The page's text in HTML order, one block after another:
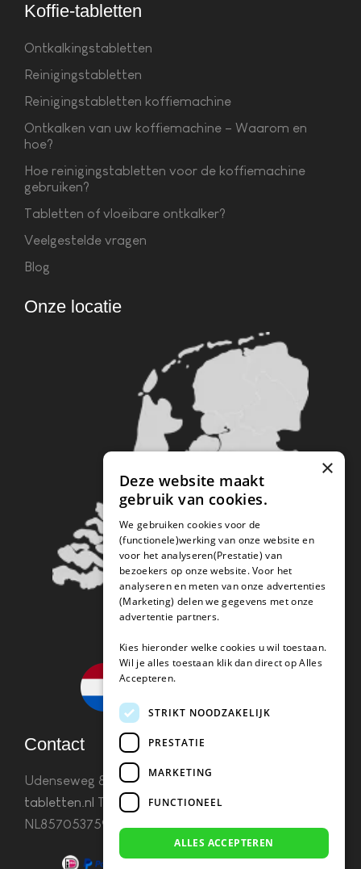
Koffie-tabletten
Ontkalkingstabletten
Reinigingstabletten
Reinigingstabletten koffiemachine
Ontkalken van uw koffiemachine – Waarom en
hoe?
Hoe reinigingstabletten voor de koffiemachine
gebruiken?
Tabletten of vloeibare ontkalker?
Veelgestelde vragen
Blog
Onze locatie
Contact
Udenseweg 8B 5405 PA Udeninfo(@)koffie-
tabletten.nl Tel. 085 782 5578KvK 67529623 Btw:
NL857053759B01
×
Deze website maakt
gebruik van cookies.
We gebruiken cookies voor de
(functionele)werking van onze website en
voor het analyseren(Prestatie) van
bezoekers op onze website. Voor het
analyseren en meten van onze advertenties
(Marketing) delen we gegevens met onze
advertentie partners.
Kies hieronder welke cookies u wil toestaan.
Wil je alles toestaan klik dan direct op Alles
Accepteren.
STRIKT NOODZAKELIJK
PRESTATIE
MARKETING
FUNCTIONEEL
ALLES ACCEPTEREN